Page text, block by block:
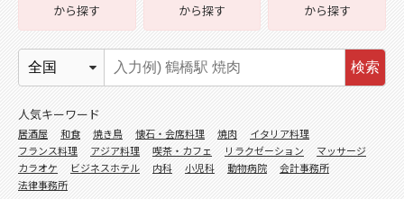
から探す
から探す
から探す
検索
人気キーワード
居酒屋 和食 焼き鳥 懐石・会席料理 焼肉
イタリア料理
フランス料理
アジア料理 喫茶・カフェ リラクゼーション
マッサージ
カラオケ
ビジネスホテル 内科 小児科 動物病院
会計事務所
法律事務所